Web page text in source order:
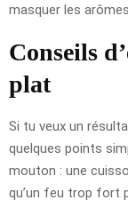
masquer les
Conseils
plat
Si tu veux un
quelques points
mouton : une
qu’un feu trop fort